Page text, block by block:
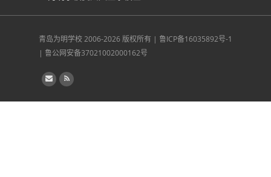
青岛为明学校2006-2026 版权所有 | 鲁ICP备16035892号-1
| 鲁公网安备37021002000162号